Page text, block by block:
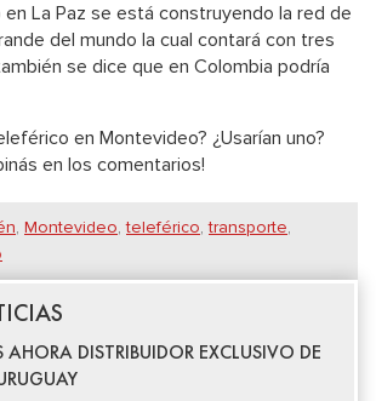
La Paz se está construyendo la red de
del mundo la cual contará con tres
se dice que en Colombia podría
en Montevideo? ¿Usarían uno?
en los comentarios!
, Montevideo,teleférico,transporte,
DISTRIBUIDOR EXCLUSIVO DE